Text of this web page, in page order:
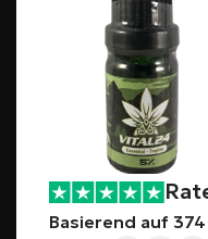
Basierend auf